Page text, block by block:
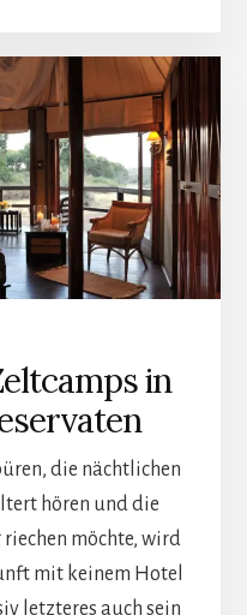
in
die nächtlichen
hören und die
möchte, wird
mit keinem Hotel
letzteres auch sein